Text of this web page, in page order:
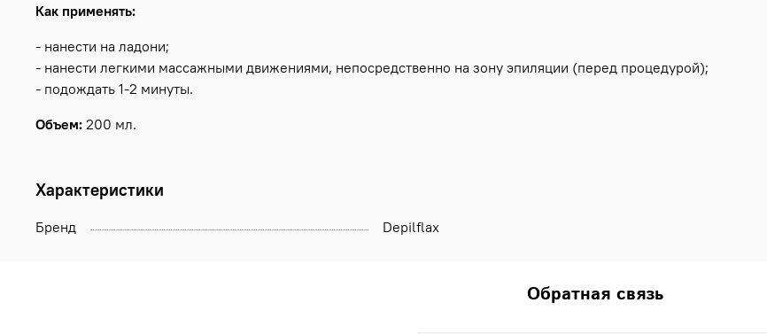
Как применять:
- нанести на ладони;
- нанести легкими массажными движениями, непосредственно на зону эпиляции (перед процедурой);
- подождать 1-2 минуты.
Объем: 200 мл.
Характеристики
Бренд Depilflax
Обратная связь